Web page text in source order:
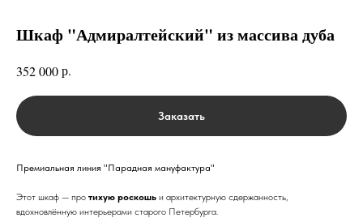
Шкаф "Адмиралтейский" из массива дуба
352 000р.
Заказать
Премиальная линия "Парадная мануфактура"
Этот шкаф — про тихую роскошь и архитектурную сдержанность,
вдохновлённую интерьерами старого Петербурга.